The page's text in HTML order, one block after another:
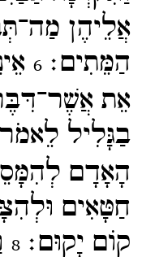
אֲלֵיהֶן
הַמֵּתִים׃6
אֵת
בַגָּלִיל
הָאָדָם
חַטָּאִים
קוֹם יָקוּם׃8